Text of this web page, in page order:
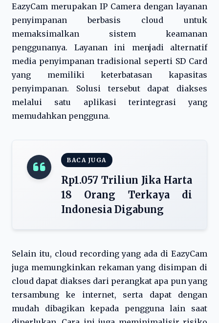
EazyCam merupakan IP Camera dengan layanan
penyimpanan berbasis cloud untuk
memaksimalkan sistem keamanan
penggunanya. Layanan ini menjadi alternatif
media penyimpanan tradisional seperti SD Card
yang memiliki keterbatasan kapasitas
penyimpanan. Solusi tersebut dapat diakses
melalui satu aplikasi terintegrasi yang
memudahkan pengguna.
BACA JUGA
Rp1.057 Triliun Jika Harta
18 Orang Terkaya di
Indonesia Digabung
Selain itu, cloud recording yang ada di EazyCam
juga memungkinkan rekaman yang disimpan di
cloud dapat diakses dari perangkat apa pun yang
tersambung ke internet, serta dapat dengan
mudah dibagikan kepada pengguna lain saat